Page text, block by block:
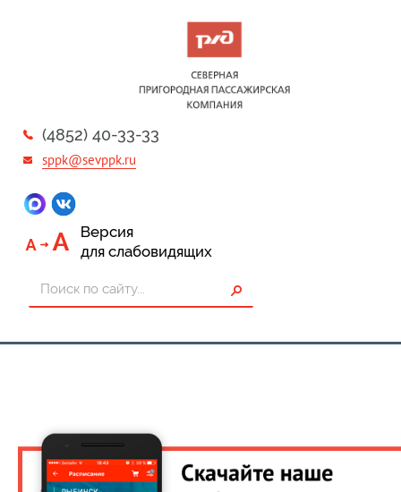
(4852) 40-33-33
sppk@sevppk.ru
Версия
для слабовидящих